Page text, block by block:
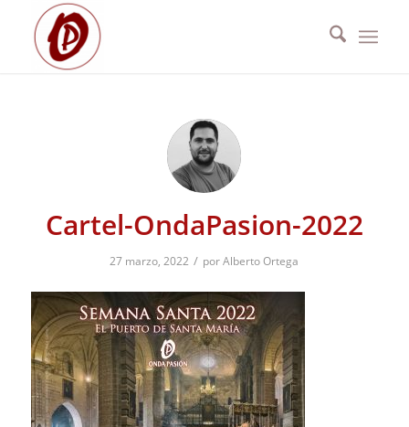
Cartel-OndaPasion-2022
27 marzo, 2022 / porAlberto Ortega